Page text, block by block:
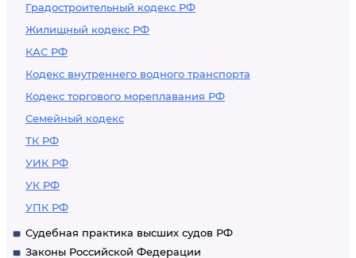
Градостроительный кодекс РФ
Жилищный кодекс РФ
КАС РФ
Кодекс внутреннего водного транспорта
Кодекс торгового мореплавания РФ
Семейный кодекс
ТК РФ
УИК РФ
УК РФ
УПК РФ
Судебная практика высших судов РФ
Законы Российской Федерации